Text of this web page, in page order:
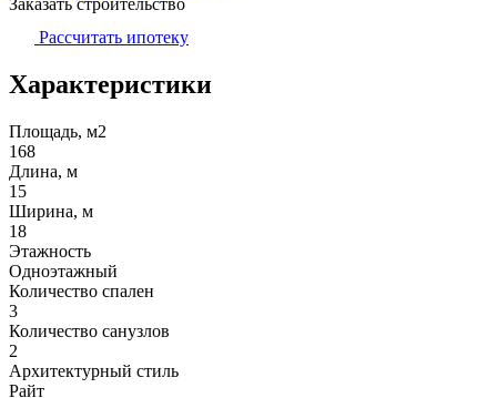
Заказать строительство
Рассчитать ипотеку
Характеристики
Площадь, м2
168
Длина, м
15
Ширина, м
18
Этажность
Одноэтажный
Количество спален
3
Количество санузлов
2
Архитектурный стиль
Райт